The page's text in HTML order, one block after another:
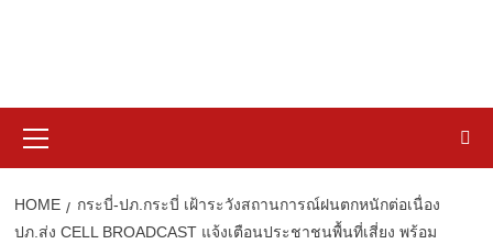
Menu
HOME
กระบี่-ปภ.กระบี่ เฝ้าระวังสถานการณ์ฝนตกหนักต่อเนื่อง
ปภ.ส่ง CELL BROADCAST แจ้งเตือนประชาชนพื้นที่เสี่ยง พร้อม